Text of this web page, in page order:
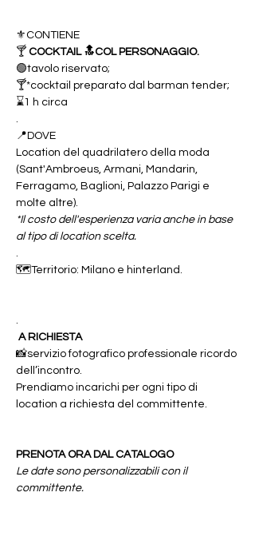
⚜️CONTIENE
🍸 COCKTAIL 🔝COL PERSONAGGIO.
🟢tavolo riservato;
🍸*cocktail preparato dal barman tender;
⌛️1 h circa
.
📍DOVE
Location del quadrilatero della moda
(Sant'Ambroeus, Armani, Mandarin,
Ferragamo, Baglioni, Palazzo Parigi e
molte altre).
*Il costo dell'esperienza varia anche in base
al tipo di location scelta.
.
🗺️Territorio: Milano e hinterland.
.
A RICHIESTA
📸servizio fotografico professionale ricordo
dell’incontro.
Prendiamo incarichi per ogni tipo di
location a richiesta del committente.
PRENOTA ORA DAL CATALOGO
Le date sono personalizzabili con il
committente.